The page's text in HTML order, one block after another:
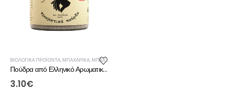
ΒΙΟΛΟΓΙΚΆ ΠΡΟΪΌΝΤΑ,ΜΠΑΧΑΡΙΚΆ,ΜΠΑΧΑΡΙΚΆ - ΑΛΆΤΙΑ
Πούδρα από Ελληνικό Αρωματικό Σκόρδο (55γρ)
3.10€